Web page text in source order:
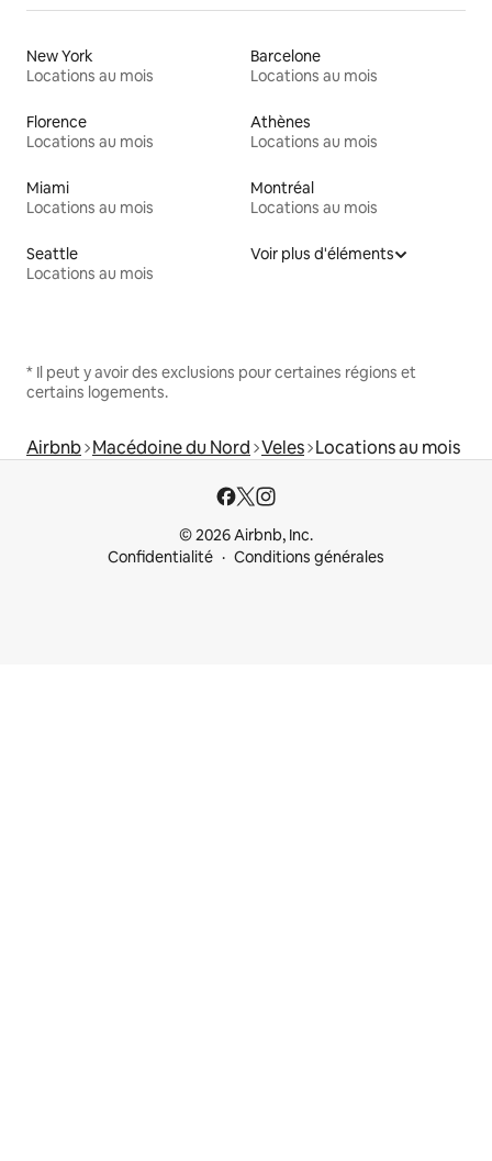
New York
Locations au mois
Barcelone
Locations au mois
Florence
Locations au mois
Athènes
Locations au mois
Miami
Locations au mois
Montréal
Locations au mois
Seattle
Locations au mois
Voir plus d'éléments
* Il peut y avoir des exclusions pour certaines régions et
certains logements.
Airbnb Macédoine du Nord Veles Locations au mois
© 2026 Airbnb, Inc.
Confidentialité
Conditions générales